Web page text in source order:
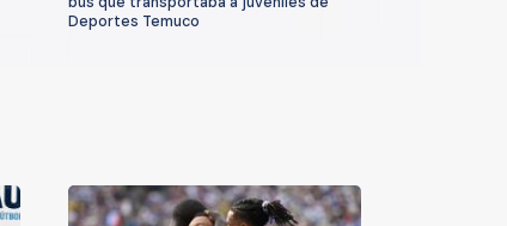
Deportes Temuco